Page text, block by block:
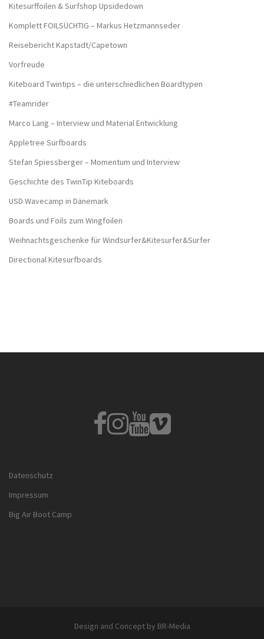
Kitesurffoilen & Surfshop Upsidedown
Komplett FOILSÜCHTIG – Markus Hetzmannseder
Reisebericht Kapstadt/Capetown
Vorfreude
Kiteboard Twintips – die unterschiedlichen Boardtypen
#Teamrider
Marco Lang – Interview und Material Entwicklung
Appletree Surfboards
Stefan Spiessberger – Momentum und Interview
Geschichte des TwinTip Kiteboards
USD Wavecamp in Dänemark
Boards und Foils zum Wingfoilen
Weihnachtsgeschenke für Windsurfer&Kitesurfer&Surfer
Directional Kitesurfboards
Fb Instagram
YoutubeVimeo
Datenschutz
Impressum
Big Air Boot Camp
Design and Concept by BR-Media